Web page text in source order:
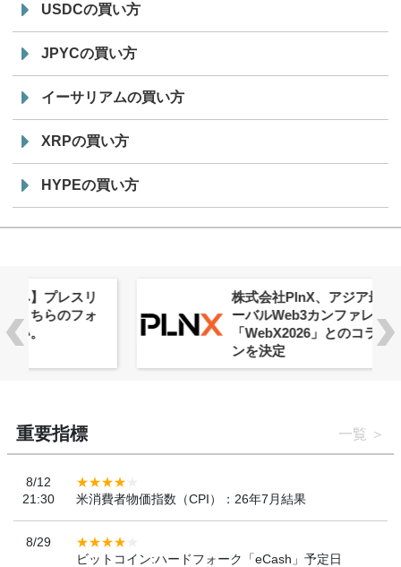
USDCの買い方
JPYCの買い方
イーサリアムの買い方
XRPの買い方
HYPEの買い方
株式会社PlnX、アジア最大級のグロ
ーバルWeb3カンファレンス
「WebX2026」とのコラボレーショ
重要指標 一覧
8/12
21:30
米消費者物価指数（CPI）：26年7月結果
8/29
ビットコイン:ハードフォーク「eCash」予定日